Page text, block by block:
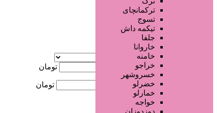
ترکمانچای
تسوج
تیکمه داش
جلفا
خاروانا
خامنه
خراجو
خسروشهر
خضرلو
خمارلو
خواجه
آگهی ویژه
کمترین قیمت
تومان
بیشترین قیمت تومان